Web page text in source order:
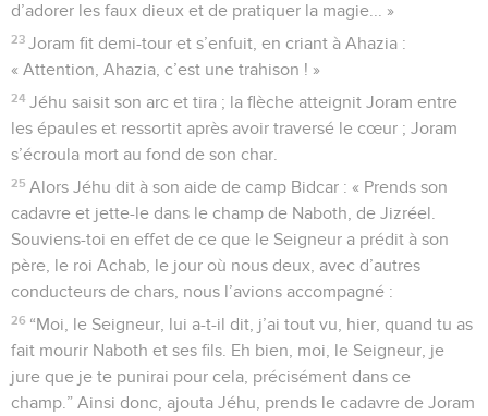
d’adorer les faux dieux et de pratiquer la magie... »
23 Joram fit demi-tour et s’enfuit, en criant à Ahazia :
« Attention, Ahazia, c’est une trahison ! »
24 Jéhu saisit son arc et tira ; la flèche atteignit Joram entre
les épaules et ressortit après avoir traversé le cœur ; Joram
s’écroula mort au fond de son char.
25 Alors Jéhu dit à son aide de camp Bidcar : « Prends son
cadavre et jette-le dans le champ de Naboth, de Jizréel.
Souviens-toi en effet de ce que le Seigneur a prédit à son
père, le roi Achab, le jour où nous deux, avec d’autres
conducteurs de chars, nous l’avions accompagné :
26 “Moi, le Seigneur, lui a-t-il dit, j’ai tout vu, hier, quand tu as
fait mourir Naboth et ses fils. Eh bien, moi, le Seigneur, je
jure que je te punirai pour cela, précisément dans ce
champ.” Ainsi donc, ajouta Jéhu, prends le cadavre de Joram